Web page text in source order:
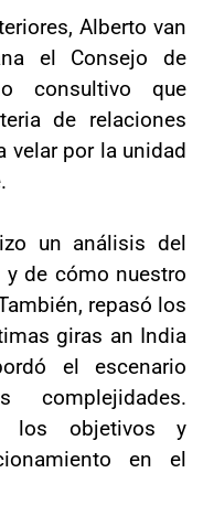
Alberto van
el Consejo de
consultivo que
de relaciones
velar por la unidad
un análisis del
de cómo nuestro
repasó los
giras an India
el escenario
los objetivos y
en el